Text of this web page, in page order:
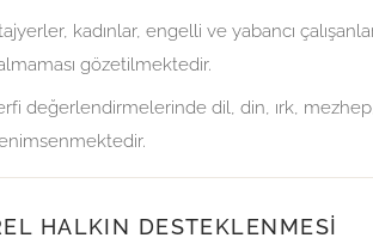
kadınlar, engelli ve yabancı
gözetilmektedir.
değerlendirmelerinde dil, din, ırk, mezhep,
HALKIN DESTEKLENMESI